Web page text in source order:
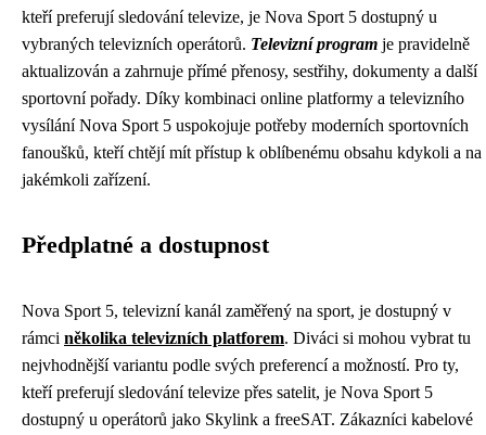
kteří preferují sledování televize, je Nova Sport 5 dostupný u
vybraných televizních operátorů. Televizní program je pravidelně
aktualizován a zahrnuje přímé přenosy, sestřihy, dokumenty a další
sportovní pořady. Díky kombinaci online platformy a televizního
vysílání Nova Sport 5 uspokojuje potřeby moderních sportovních
fanoušků, kteří chtějí mít přístup k oblíbenému obsahu kdykoli a na
jakémkoli zařízení.
Předplatné a dostupnost
Nova Sport 5, televizní kanál zaměřený na sport, je dostupný v
rámci několika televizních platforem. Diváci si mohou vybrat tu
nejvhodnější variantu podle svých preferencí a možností. Pro ty,
kteří preferují sledování televize přes satelit, je Nova Sport 5
dostupný u operátorů jako Skylink a freeSAT. Zákazníci kabelové